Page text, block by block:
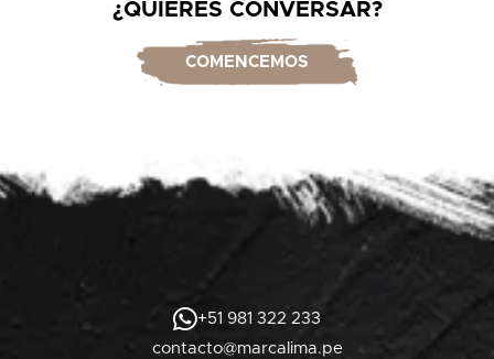
¿QUIERES CONVERSAR?
COMENCEMOS
+51 981 322 233
contacto@marcalima.pe